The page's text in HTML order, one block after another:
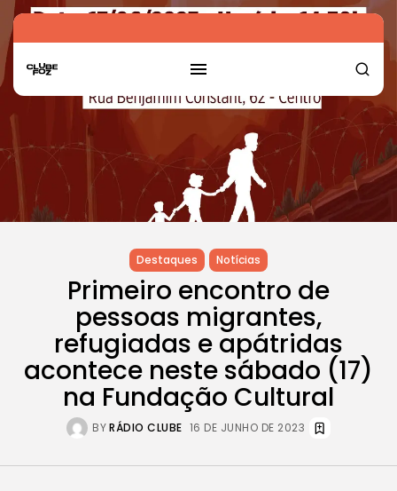
Destaques Notícias
Primeiro encontro de
pessoas migrantes,
refugiadas e apátridas
acontece neste sábado (17)
na Fundação Cultural
BYRÁDIO CLUBE 16 DE JUNHO DE 2023